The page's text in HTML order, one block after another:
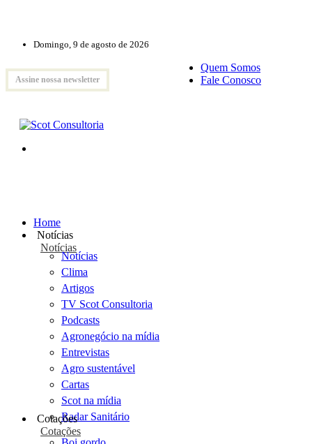
Domingo, 9 de agosto de 2026
Assine nossa newsletter
Quem Somos
Fale Conosco
Home
Notícias
Notícias
Notícias
Clima
Artigos
TV Scot Consultoria
Podcasts
Agronegócio na mídia
Entrevistas
Agro sustentável
Cartas
Scot na mídia
Radar Sanitário
Cotações
Cotações